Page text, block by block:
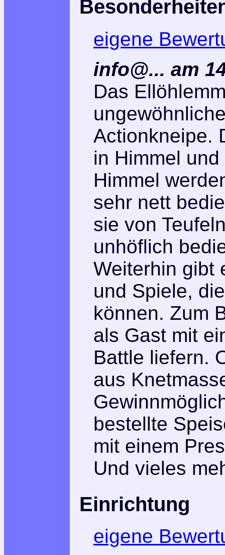
eigene
info@... am
Das
Actionkneipe.
in Himmel
Himmel
sehr nett
sie von
unhöflich
Weiterhin gibt
und Spiele,
können. Zum
als Gast mit
Battle liefern.
aus
bestellte
mit einem
Und vieles
Einrichtung
eigene